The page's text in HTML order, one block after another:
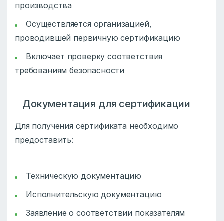
производства
Осуществляется организацией,
проводившей первичную сертификацию
Включает проверку соответствия
требованиям безопасности
Документация для сертификации
Для получения сертификата необходимо
предоставить:
Техническую документацию
Исполнительскую документацию
Заявление о соответствии показателям